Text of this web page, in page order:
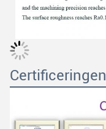
Certificeringen